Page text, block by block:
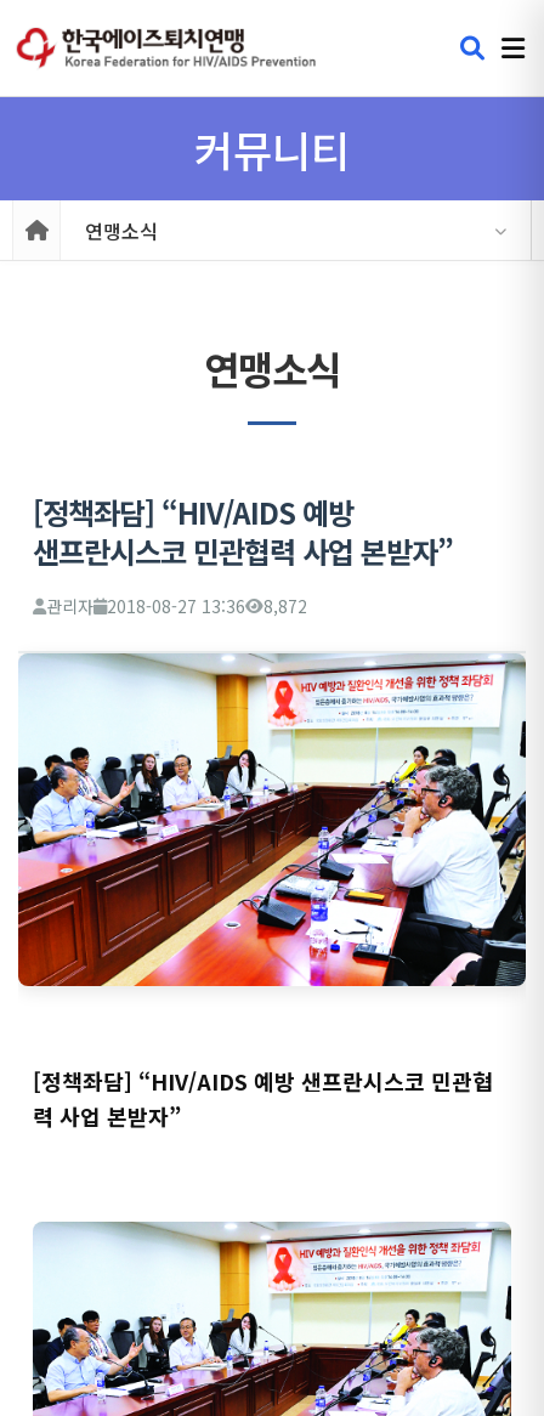
커뮤니티
연맹소식
연맹소식
[정책좌담] “HIV/AIDS 예방
샌프란시스코 민관협력 사업 본받자”
관리자 2018-08-27 13:36 8,872
[정책좌담] “HIV/AIDS 예방 샌프란시스코 민관협
력 사업 본받자”